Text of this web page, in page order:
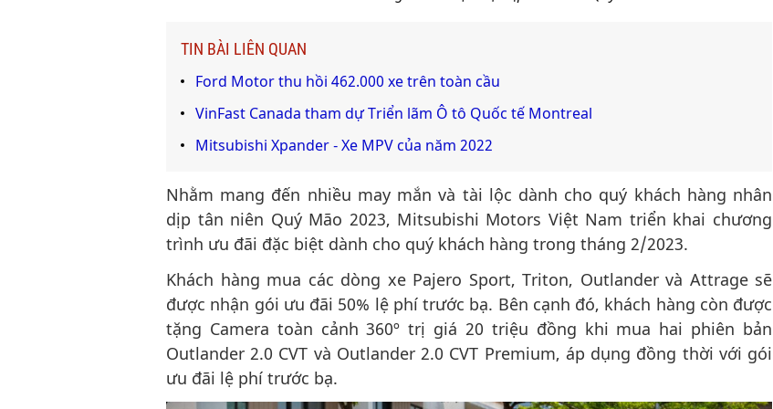
TIN BÀI LIÊN QUAN
Ford Motor thu hồi 462.000 xe trên toàn cầu
VinFast Canada tham dự Triển lãm Ô tô Quốc tế Montreal
Mitsubishi Xpander - Xe MPV của năm 2022
Nhằm mang đến nhiều may mắn và tài lộc dành cho quý khách hàng nhân
dịp tân niên Quý Mão 2023, Mitsubishi Motors Việt Nam triển khai chương
trình ưu đãi đặc biệt dành cho quý khách hàng trong tháng 2/2023.
Khách hàng mua các dòng xe Pajero Sport, Triton, Outlander và Attrage sẽ
được nhận gói ưu đãi 50% lệ phí trước bạ. Bên cạnh đó, khách hàng còn được
tặng Camera toàn cảnh 360º trị giá 20 triệu đồng khi mua hai phiên bản
Outlander 2.0 CVT và Outlander 2.0 CVT Premium, áp dụng đồng thời với gói
ưu đãi lệ phí trước bạ.